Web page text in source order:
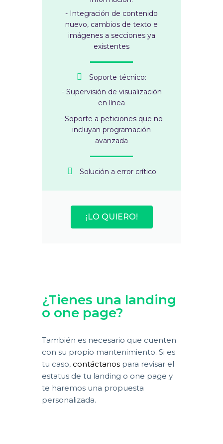
- Integración de contenido
nuevo, cambios de texto e
imágenes a secciones ya
existentes
Soporte técnico:
- Supervisión de visualización
en línea
- Soporte a peticiones que no
incluyan programación
avanzada
Solución a error crítico
¡LO QUIERO!
¿Tienes una landing
o one page?
También es necesario que cuenten
con su propio mantenimiento. Si es
tu caso, contáctanos para revisar el
estatus de tu landing o one page y
te haremos una propuesta
personalizada.